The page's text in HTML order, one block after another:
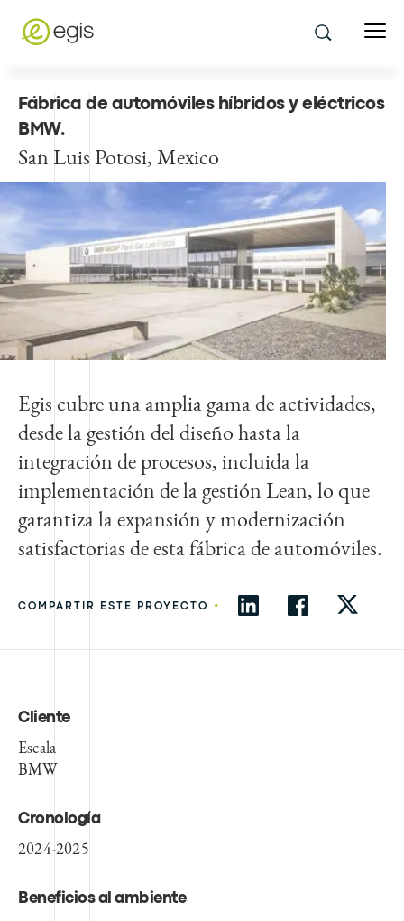
Fábrica de automóviles híbridos y eléctricos
BMW.
San Luis Potosi, Mexico
Egis cubre una amplia gama de actividades,
desde la gestión del diseño hasta la
integración de procesos, incluida la
implementación de la gestión Lean, lo que
garantiza la expansión y modernización
satisfactorias de esta fábrica de automóviles.
COMPARTIR ESTE PROYECTO •
Cliente
Escala
BMW
Cronología
2024-2025
Beneficios al ambiente